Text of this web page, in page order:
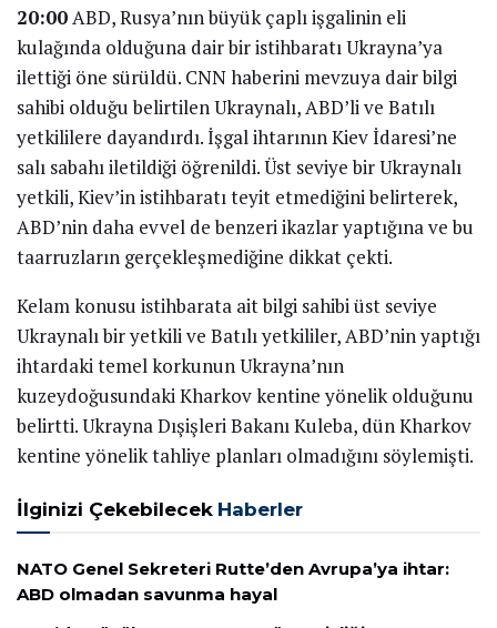
20:00ABD, Rusya’nın büyük çaplı işgalinin eli
kulağında olduğuna dair bir istihbaratı Ukrayna’ya
ilettiği öne sürüldü. CNN haberini mevzuya dair bilgi
sahibi olduğu belirtilen Ukraynalı, ABD’li ve Batılı
yetkililere dayandırdı. İşgal ihtarının Kiev İdaresi’ne
salı sabahı iletildiği öğrenildi. Üst seviye bir Ukraynalı
yetkili, Kiev’in istihbaratı teyit etmediğini belirterek,
ABD’nin daha evvel de benzeri ikazlar yaptığına ve bu
taarruzların gerçekleşmediğine dikkat çekti.
Kelam konusu istihbarata ait bilgi sahibi üst seviye
Ukraynalı bir yetkili ve Batılı yetkililer, ABD’nin yaptığı
ihtardaki temel korkunun Ukrayna’nın
kuzeydoğusundaki Kharkov kentine yönelik olduğunu
belirtti. Ukrayna Dışişleri Bakanı Kuleba, dün Kharkov
kentine yönelik tahliye planları olmadığını söylemişti.
İlginizi Çekebilecek Haberler
NATO Genel Sekreteri Rutte’den Avrupa’ya ihtar:
ABD olmadan savunma hayal